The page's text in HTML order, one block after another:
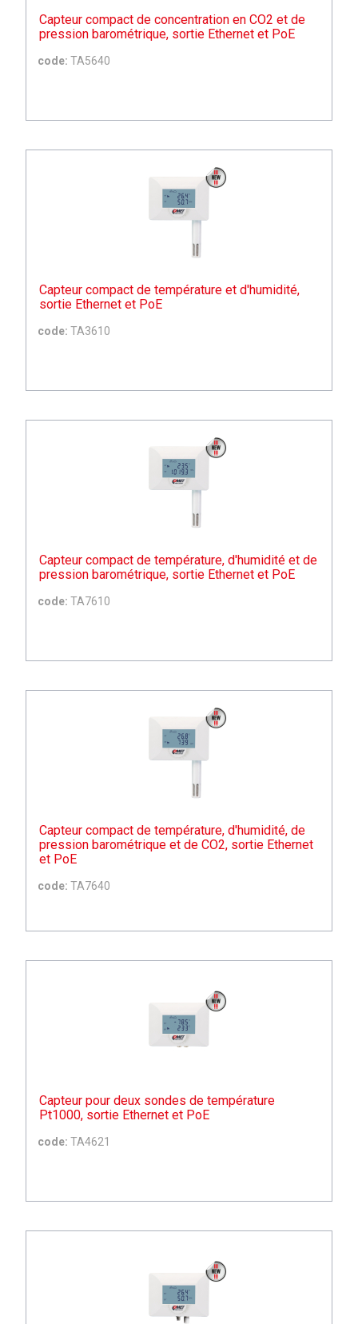
Capteur compact de concentration en CO2 et de
pression barométrique, sortie Ethernet et PoE
code: TA5640
Capteur compact de température et d'humidité,
sortie Ethernet et PoE
code: TA3610
Capteur compact de température, d'humidité et de
pression barométrique, sortie Ethernet et PoE
code: TA7610
Capteur compact de température, d'humidité, de
pression barométrique et de CO2, sortie Ethernet
et PoE
code: TA7640
Capteur pour deux sondes de température
Pt1000, sortie Ethernet et PoE
code: TA4621